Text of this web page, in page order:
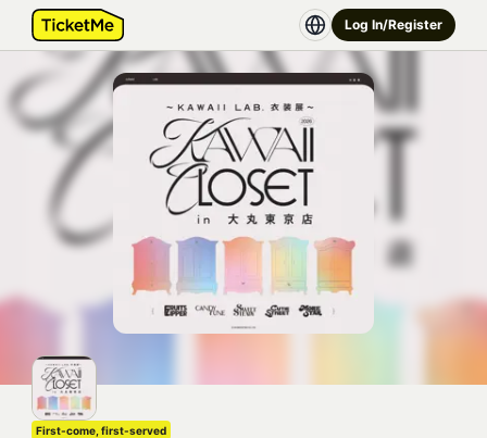
Log In/Register
First-come, first-served